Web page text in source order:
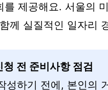
를 제공해요. 서울의
께 실질적인 일자리
청 전 준비사항 점검
성하기 전에, 본인의